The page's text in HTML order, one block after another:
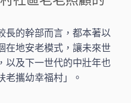
長的幹部而言，都本著以
在地安老模式，讓未來世
以及下一世代的中壯年也
老攜幼幸福村」。